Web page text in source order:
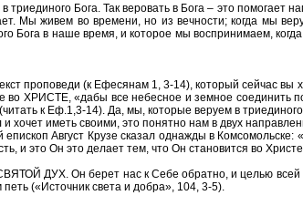
триединого Бога. Так веровать в Бога – это
Мы живем во времени, но из вечности; когда мы
Бога в наше время, и которое мы воспринимаем,
проповеди (к Ефесянам 1, 3-14), который
во ХРИСТЕ, «дабы все небесное и земное соединить
к Еф.1,3-14). Да, мы, которые веруем в
и хочет иметь своими, это понятно нам в двух
Август Крузе сказал однажды в
и это Он это делает тем, что Он становится во
ДУХ. Он берет нас к Себе обратно, и целью
(«Источник света и добра», 104, 3-5).